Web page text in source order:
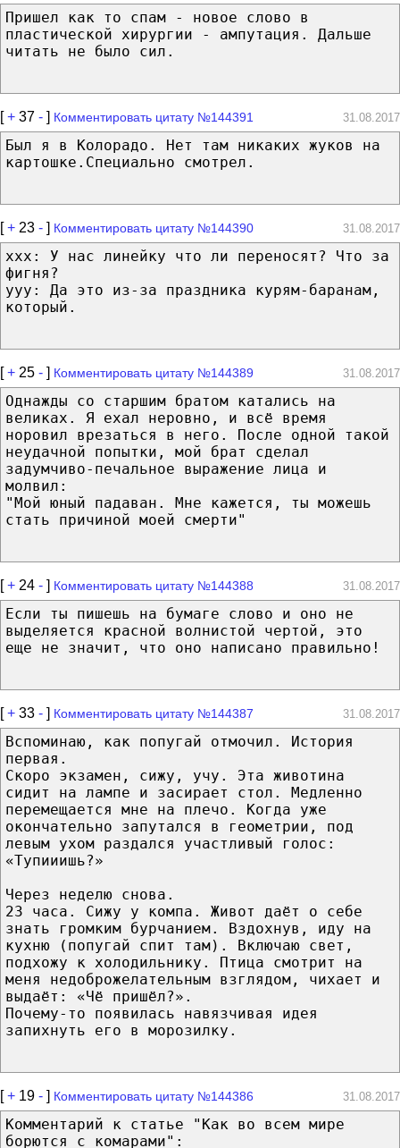
Пришел как то спам - новое слово в
пластической хирургии - ампутация. Дальше
читать не было сил.
[+ 37 - ] Комментировать цитату №144391 31.08.2017
Был я в Колорадо. Нет там никаких жуков на
картошке.Специально смотрел.
[+ 23 - ] Комментировать цитату №144390 31.08.2017
xxx: У нас линейку что ли переносят? Что за
фигня?
yyy: Да это из-за праздника курям-баранам,
который.
[+ 25 - ] Комментировать цитату №144389 31.08.2017
Однажды со старшим братом катались на
великах. Я ехал неровно, и всё время
норовил врезаться в него. После одной такой
неудачной попытки, мой брат сделал
задумчиво-печальное выражение лица и
молвил:
"Мой юный падаван. Мне кажется, ты можешь
стать причиной моей смерти"
[+ 24 - ] Комментировать цитату №144388 31.08.2017
Если ты пишешь на бумаге слово и оно не
выделяется красной волнистой чертой, это
еще не значит, что оно написано правильно!
[+ 33 - ] Комментировать цитату №144387 31.08.2017
Вспоминаю, как попугай отмочил. История
первая.
Скоро экзамен, сижу, учу. Эта животина
сидит на лампе и засирает стол. Медленно
перемещается мне на плечо. Когда уже
окончательно запутался в геометрии, под
левым ухом раздался участливый голос:
«Тупииишь?»
Через неделю снова.
23 часа. Сижу у компа. Живот даёт о себе
знать громким бурчанием. Вздохнув, иду на
кухню (попугай спит там). Включаю свет,
подхожу к холодильнику. Птица смотрит на
меня недоброжелательным взглядом, чихает и
выдаёт: «Чё пришёл?».
Почему-то появилась навязчивая идея
запихнуть его в морозилку.
[+ 19 - ] Комментировать цитату №144386 31.08.2017
Комментарий к статье "Как во всем мире
борются с комарами":